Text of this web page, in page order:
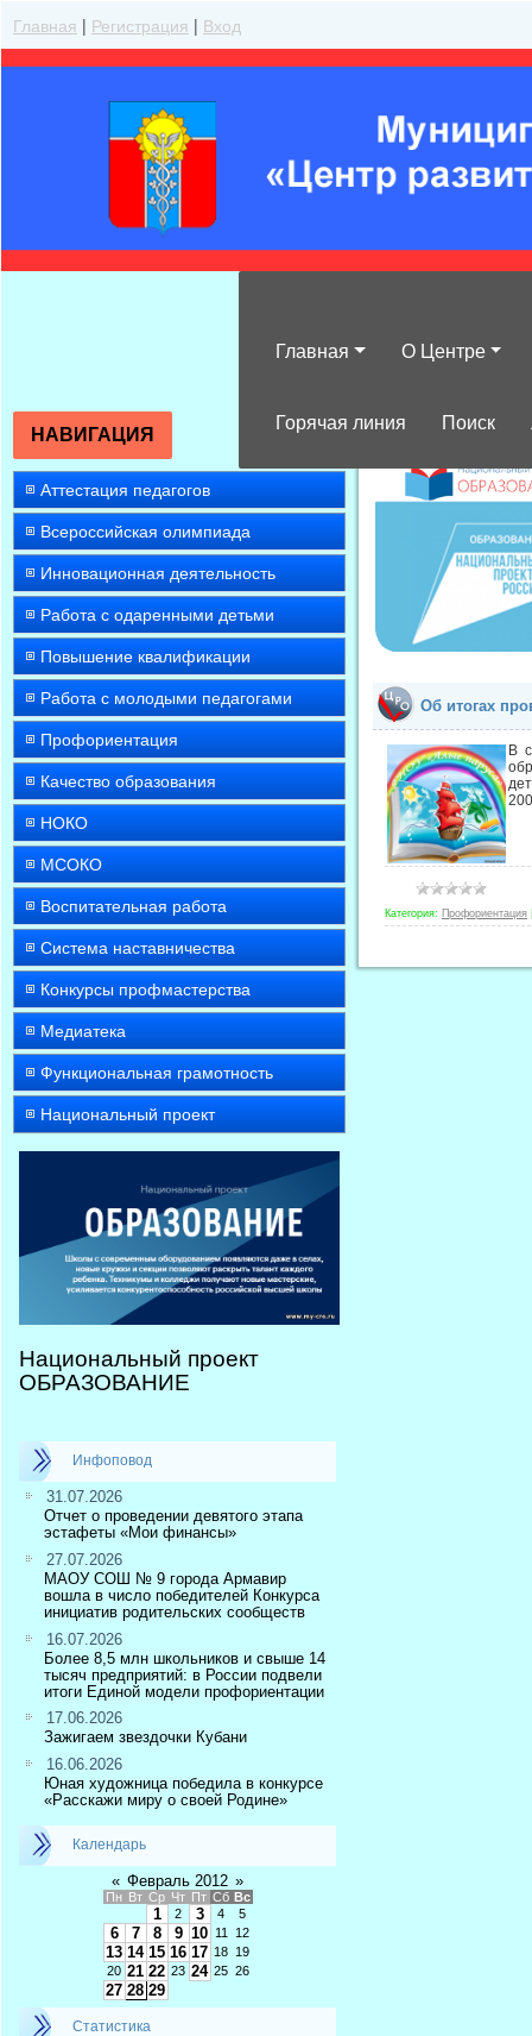
Главная | Регистрация | Вход
Главная О Центре
Горячая линия Поиск
НАВИГАЦИЯ
Аттестация педагогов
Всероссийская олимпиада
Инновационная деятельность
Работа с одаренными детьми
Повышение квалификации
Работа с молодыми педагогами
Профориентация
Качество образования
НОКО
МСОКО
Воспитательная работа
Система наставничества
Конкурсы профмастерства
Медиатека
Функциональная грамотность
Национальный проект
Национальный проект
ОБРАЗОВАНИЕ
Инфоповод
31.07.2026
Отчет о проведении девятого этапа
эстафеты «Мои финансы»
27.07.2026
МАОУ СОШ № 9 города Армавир
вошла в число победителей Конкурса
инициатив родительских сообществ
16.07.2026
Более 8,5 млн школьников и свыше 14
тысяч предприятий: в России подвели
итоги Единой модели профориентации
17.06.2026
Зажигаем звездочки Кубани
16.06.2026
Юная художница победила в конкурсе
«Расскажи миру о своей Родине»
Календарь
« Февраль 2012 »
Пн Вт Ср Чт Пт Сб Вс
1 2 3 4 5
6 7 8 9 10 11 12
13 14 15 16 17 18 19
20 21 22 23 24 25 26
27 28 29
Статистика
Об итогах
В
Категория: Профориентация